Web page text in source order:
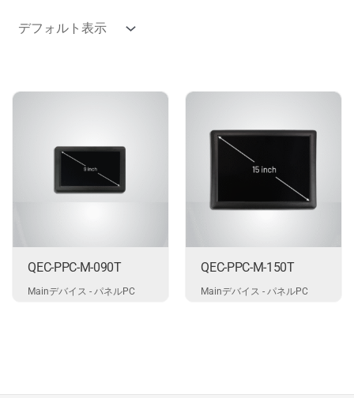
QEC-PPC-M-090T
Mainデバイス - パネルPC
QEC-PPC-M-150T
Mainデバイス - パネルPC